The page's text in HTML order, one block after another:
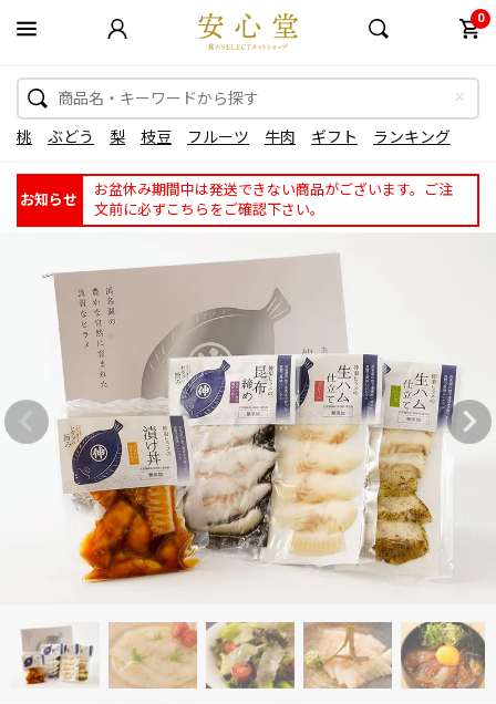
0
桃 ぶどう 梨 枝豆 フルーツ 牛肉 ギフト ランキング
お知らせ
お盆休み期間中は発送できない商品がございます。ご注
文前に必ずこちらをご確認下さい。